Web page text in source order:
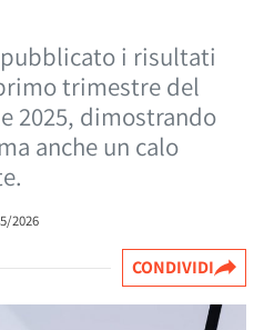
i risultati
trimestre del
2025, dimostrando
anche un calo
2026
CONDIVIDI